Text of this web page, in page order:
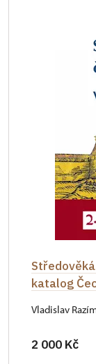
katalog
Vladislav
2 000 Kč